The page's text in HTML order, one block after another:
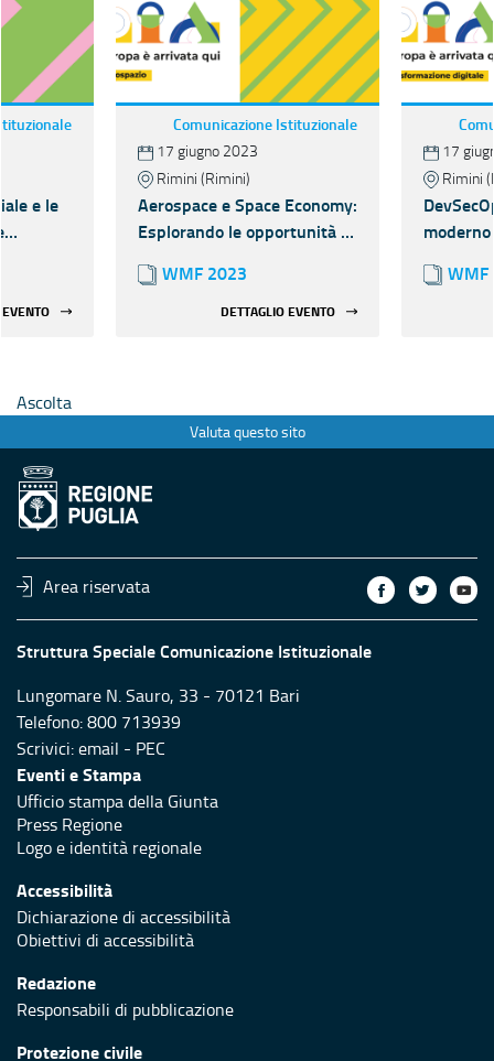
e le
Comunicazione Istituzionale
17 giugno 2023
Rimini (Rimini)
Aerospace e Space Economy:
Esplorando le opportunità e
WMF 2023
DETTAGLIO EVENTO
17
Rimini
Ascolta
Valuta questo sito
Area riservata
Struttura Speciale Comunicazione Istituzionale
Lungomare N. Sauro, 33 - 70121 Bari
Telefono: 800 713939
Scrivici:email - PEC
Eventi e Stampa
Ufficio stampa della Giunta
Press Regione
Logo e identità regionale
Accessibilità
Dichiarazione di accessibilità
Obiettivi di accessibilità
Redazione
Responsabili di pubblicazione
Protezione civile